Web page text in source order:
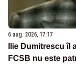
6 aug. 2026, 17:17
Ilie Dumitrescu îl
FCSB nu este